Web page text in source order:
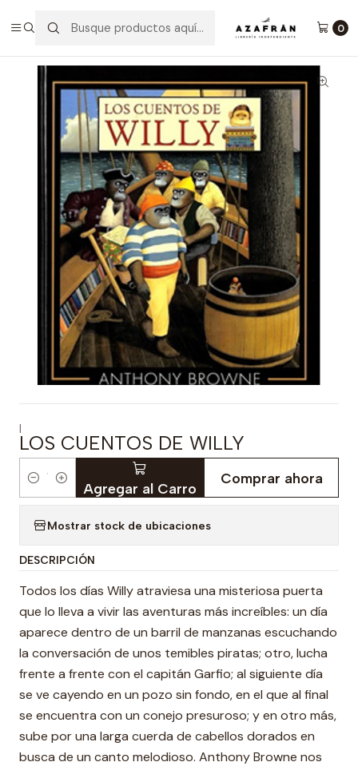
0
Los Cuentos De Willy
|
LOS CUENTOS DE WILLY
Cantidad Agregar al Carro
Comprar ahora
Mostrar stock de ubicaciones
DESCRIPCIÓN
Todos los días Willy atraviesa una misteriosa puerta
que lo lleva a vivir las aventuras más increíbles: un día
aparece dentro de un barril de manzanas escuchando
la conversación de unos temibles piratas; otro, lucha
frente a frente con el capitán Garfio; al siguiente día
se ve cayendo en un pozo sin fondo, en el que al final
se encuentra con un conejo presuroso; y en otro más,
sube por una larga cuerda de cabellos dorados en
busca de un canto melodioso. Anthony Browne nos